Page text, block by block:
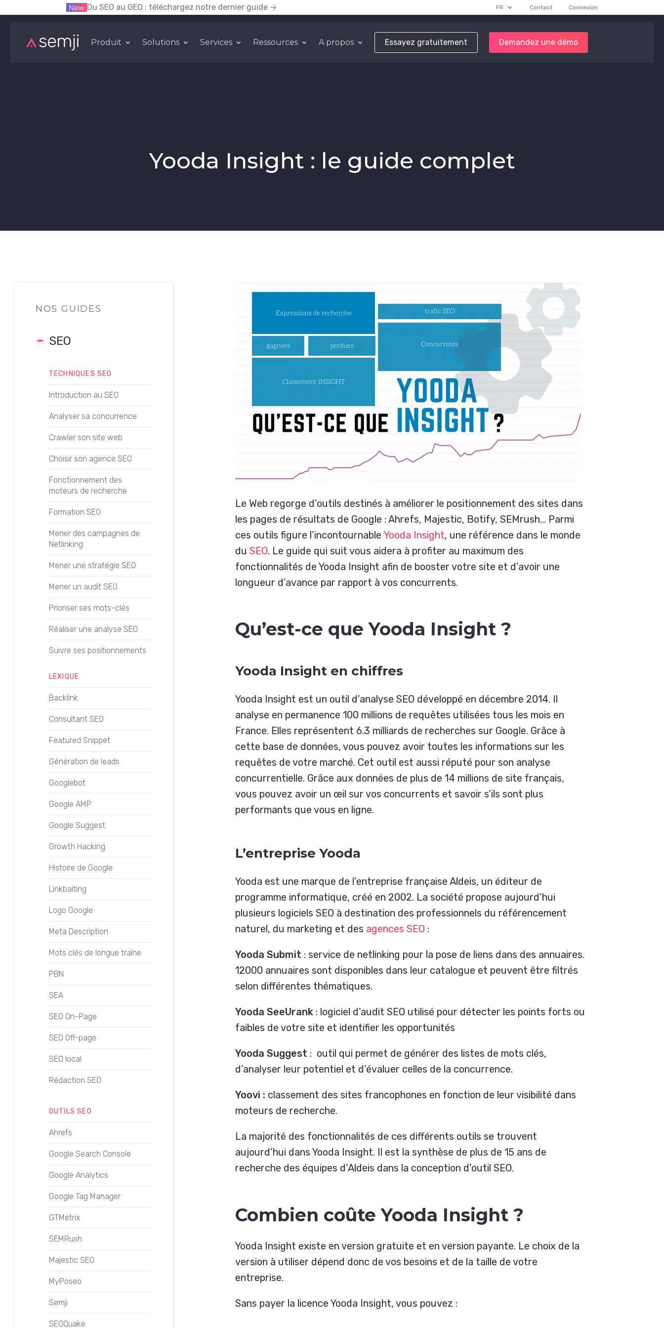
Du SEO au GEO : téléchargez notre dernier guide FR Contact Connexion
Produit Solutions Services Ressources A propos Essayez gratuitement Demandez une démo
Yooda Insight : le guide complet
NOS GUIDES
SEO
TECHNIQUES SEO
Introduction au SEO
Analyser sa concurrence
Crawler son site web
Choisir son agence SEO
Fonctionnement des
moteurs de recherche
Formation SEO
Mener des campagnes de
Netlinking
Mener une stratégie SEO
Mener un audit SEO
Prioriser ses mots-clés
Réaliser une analyse SEO
Suivre ses positionnements
LEXIQUE
Backlink
Consultant SEO
Featured Snippet
Génération de leads
Googlebot
Google AMP
Google Suggest
Growth Hacking
Histoire de Google
Linkbaiting
Logo Google
Meta Description
Mots clés de longue traîne
PBN
SEA
SEO On-Page
SEO Off-page
SEO local
Rédaction SEO
OUTILS SEO
Ahrefs
Google Search Console
Google Analytics
Google Tag Manager
GTMetrix
SEMRush
Majestic SEO
MyPoseo
Semji
SEOQuake
Le Web regorge d’outils destinés à améliorer le positionnement des sites dans
les pages de résultats de Google : Ahrefs, Majestic, Botify, SEMrush… Parmi
ces outils figure l’incontournableYooda Insight, une référence dans le monde
duSEO. Le guide qui suit vous aidera à profiter au maximum des
fonctionnalités de Yooda Insight afin de booster votre site et d’avoir une
longueur d’avance par rapport à vos concurrents.
Qu’est-ce que Yooda Insight ?
Yooda Insight en chiffres
Yooda Insight est un outil d’analyse SEO développé en décembre 2014. Il
analyse en permanence 100 millions de requêtes utilisées tous les mois en
France. Elles représentent 6.3 milliards de recherches sur Google. Grâce à
cette base de données, vous pouvez avoir toutes les informations sur les
requêtes de votre marché. Cet outil est aussi réputé pour son analyse
concurrentielle. Grâce aux données de plus de 14 millions de site français,
vous pouvez avoir un œil sur vos concurrents et savoir s’ils sont plus
performants que vous en ligne.
L’entreprise Yooda
Yooda est une marque de l’entreprise française Aldeis, un éditeur de
programme informatique, créé en 2002. La société propose aujourd’hui
plusieurs logiciels SEO à destination des professionnels du référencement
naturel, du marketing et des agences SEO :
Yooda Submit : service de netlinking pour la pose de liens dans des annuaires.
12000 annuaires sont disponibles dans leur catalogue et peuvent être filtrés
selon différentes thématiques.
Yooda SeeUrank : logiciel d’audit SEO utilisé pour détecter les points forts ou
faibles de votre site et identifier les opportunités
Yooda Suggest : outil qui permet de générer des listes de mots clés,
d’analyser leur potentiel et d’évaluer celles de la concurrence.
Yoovi : classement des sites francophones en fonction de leur visibilité dans
moteurs de recherche.
La majorité des fonctionnalités de ces différents outils se trouvent
aujourd’hui dans Yooda Insight. Il est la synthèse de plus de 15 ans de
recherche des équipes d’Aldeis dans la conception d’outil SEO.
Combien coûte Yooda Insight ?
Yooda Insight existe en version gratuite et en version payante. Le choix de la
version à utiliser dépend donc de vos besoins et de la taille de votre
entreprise.
Sans payer la licence Yooda Insight, vous pouvez :